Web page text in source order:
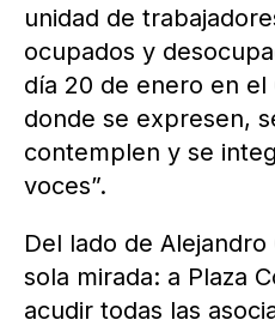
unidad de
ocupados y
día 20 de enero en
donde se expresen,
contemplen y se
voces”.
Del lado de
sola mirada: a Plaza
acudir todas las